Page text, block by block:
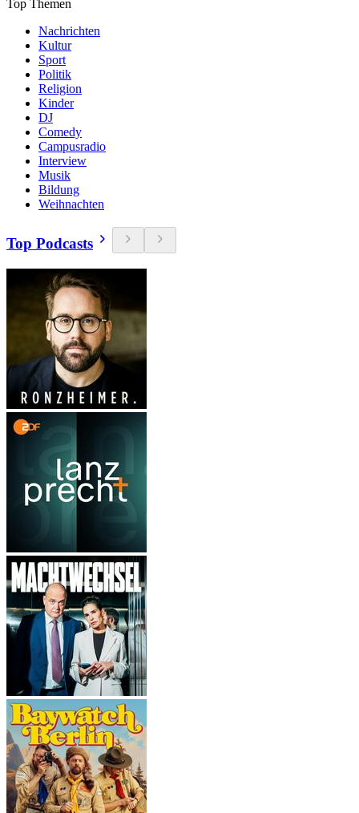
Top Themen
Nachrichten
Kultur
Sport
Politik
Religion
Kinder
DJ
Comedy
Campusradio
Interview
Musik
Bildung
Weihnachten
Top Podcasts